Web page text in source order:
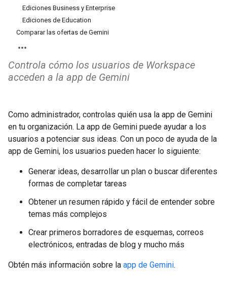
Ediciones Business y Enterprise
Ediciones de Education
Comparar las ofertas de Gemini
Controla cómo los usuarios de Workspace
acceden a la app de Gemini
Como administrador, controlas quién usa la app de Gemini
en tu organización. La app de Gemini puede ayudar a los
usuarios a potenciar sus ideas. Con un poco de ayuda de la
app de Gemini, los usuarios pueden hacer lo siguiente:
Generar ideas, desarrollar un plan o buscar diferentes
formas de completar tareas
Obtener un resumen rápido y fácil de entender sobre
temas más complejos
Crear primeros borradores de esquemas, correos
electrónicos, entradas de blog y mucho más
Obtén más información sobre la app de Gemini.